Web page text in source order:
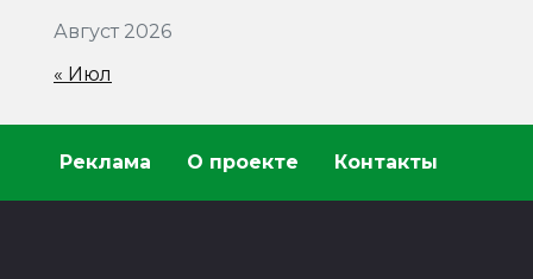
Август 2026
« Июл
Реклама О проекте Контакты